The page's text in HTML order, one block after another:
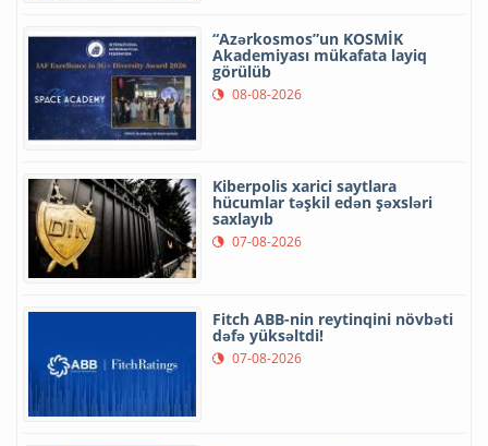
“Azərkosmos”un KOSMİK
Akademiyası mükafata layiq
görülüb
08-08-2026
Kiberpolis xarici saytlara
hücumlar təşkil edən şəxsləri
saxlayıb
07-08-2026
Fitch ABB-nin reytinqini növbəti
dəfə yüksəltdi!
07-08-2026